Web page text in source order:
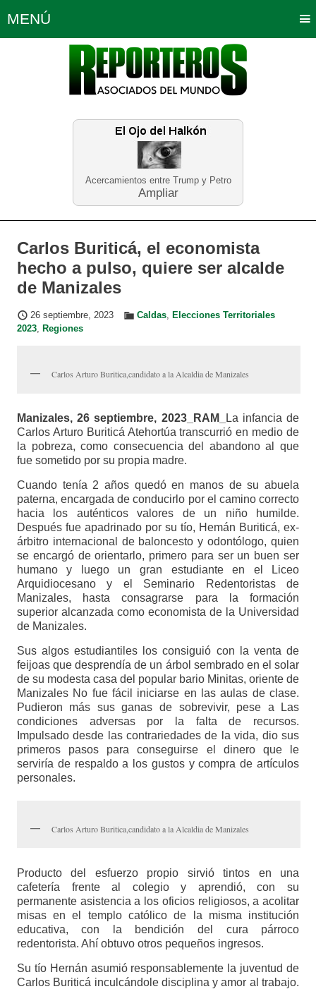
Acercamientos entre Trump y Petro
Ampliar
MENÚ
Política Opinión Bogotá
Planeta Tierra Deportes
Educación Neira
Carlos Buriticá, el economista
hecho a pulso, quiere ser alcalde
de Manizales
26 septiembre, 2023 Caldas, Elecciones Territoriales
2023, Regiones
Carlos Arturo Buritica,candidato a la Alcaldia de Manizales
Manizales, 26 septiembre, 2023_RAM_
La infancia de
Carlos Arturo Buriticá Atehortúa transcurrió en medio de
la pobreza, como consecuencia del abandono al que
fue sometido por su propia madre.
Cuando tenía 2 años quedó en manos de su abuela
paterna, encargada de conducirlo por el camino correcto
hacia los auténticos valores de un niño humilde.
Después fue apadrinado por su tío, Hemán Buriticá, ex-
árbitro internacional de baloncesto y odontólogo, quien
se encargó de orientarlo, primero para ser un buen ser
humano y luego un gran estudiante en el Liceo
Arquidiocesano y el Seminario Redentoristas de
Manizales, hasta consagrarse para la formación
superior alcanzada como economista de la Universidad
de Manizales.
Sus algos estudiantiles los consiguió con la venta de
feijoas que desprendía de un árbol sembrado en el solar
de su modesta casa del popular bario Minitas, oriente de
Manizales No fue fácil iniciarse en las aulas de clase.
Pudieron más sus ganas de sobrevivir, pese a Las
condiciones adversas por la falta de recursos.
Impulsado desde las contrariedades de la vida, dio sus
primeros pasos para conseguirse el dinero que le
serviría de respaldo a los gustos y compra de artículos
personales.
Carlos Arturo Buritica,candidato a la Alcaldia de Manizales
Producto del esfuerzo propio sirvió tintos en una
cafetería frente al colegio y aprendió, con su
permanente asistencia a los oficios religiosos, a acolitar
misas en el templo católico de la misma institución
educativa, con la bendición del cura párroco
redentorista. Ahí obtuvo otros pequeños ingresos.
Su tío Hernán asumió responsablemente la juventud de
Carlos Buriticá inculcándole disciplina y amor al trabajo.